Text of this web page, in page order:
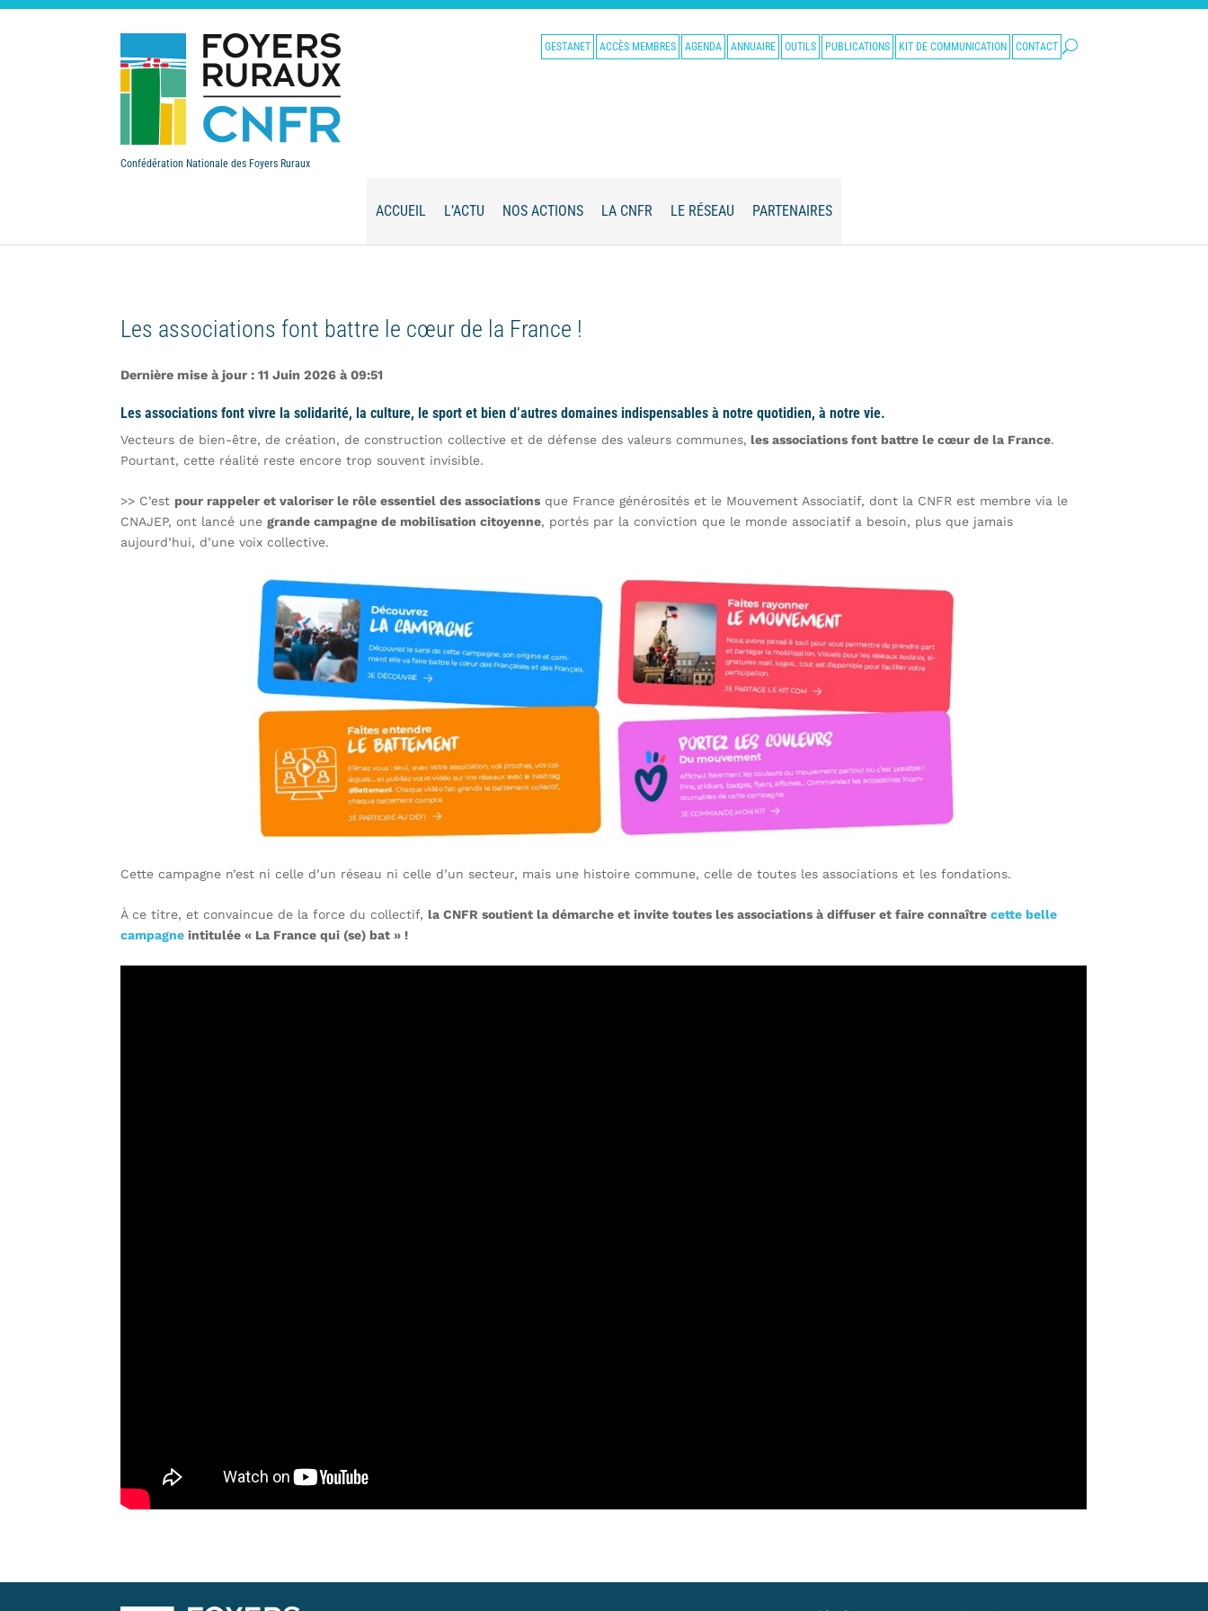
Confédération Nationale des Foyers Ruraux
GESTANET ACCÈS MEMBRES AGENDA ANNUAIRE OUTILS PUBLICATIONS KIT DE COMMUNICATION CONTACT
ACCUEIL L’ACTU NOS ACTIONS LA CNFR LE RÉSEAU PARTENAIRES
Les associations font battre le cœur de la France !
Dernière mise à jour : 11 Juin 2026 à 09:51
Les associations font vivre la solidarité, la culture, le sport et bien d’autres domaines indispensables à notre quotidien, à notre vie.
Vecteurs de bien-être, de création, de construction collective et de défense des valeurs communes, les associations font battre le cœur de la France.
Pourtant, cette réalité reste encore trop souvent invisible.
>> C’est pour rappeler et valoriser le rôle essentiel des associations que France générosités et le Mouvement Associatif, dont la CNFR est membre via le
CNAJEP, ont lancé unegrande campagne de mobilisation citoyenne, portés par la conviction que le monde associatif a besoin, plus que jamais
aujourd’hui, d’une voix collective.
Cette campagne n’est ni celle d’un réseau ni celle d’un secteur, mais une histoire commune, celle de toutes les associations et les fondations.
À ce titre, et convaincue de la force du collectif,la CNFR soutient la démarche et invite toutes les associations à diffuser et faire connaîtrecette belle
campagne intitulée « La France qui (se) bat » !